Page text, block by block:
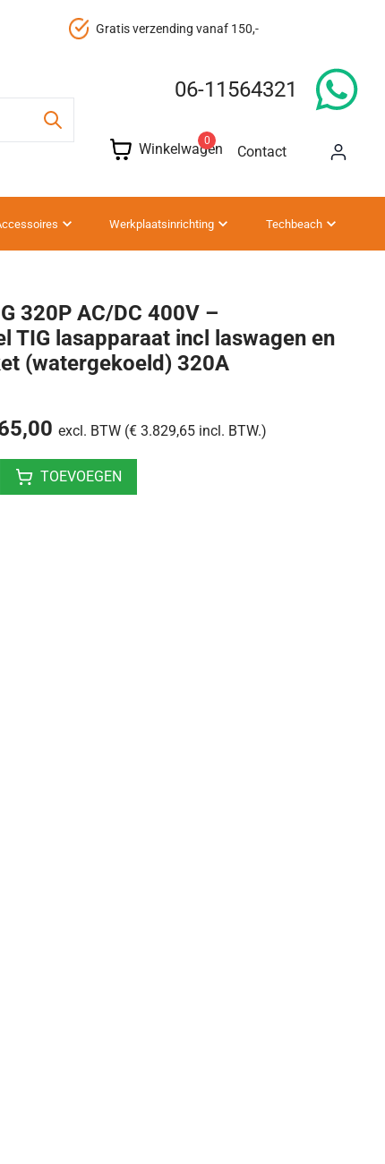
Gratis verzending vanaf 150,-
06-11564321
Winkelwagen
0
Contact
Werkplaatsinrichting Techbeach
320P AC/DC 400V –
TIG lasapparaat incl laswagen en
(watergekoeld) 320A
excl. BTW (€ 3.829,65 incl. BTW.)
TOEVOEGEN